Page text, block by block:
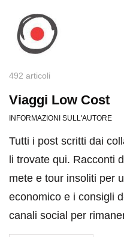
492 articoli
Viaggi Low Cost
INFORMAZIONI SULL'AUTORE
Tutti i post scritti dai
li trovate qui. Racconti
mete e tour insoliti per
economico e i consigli
canali social per